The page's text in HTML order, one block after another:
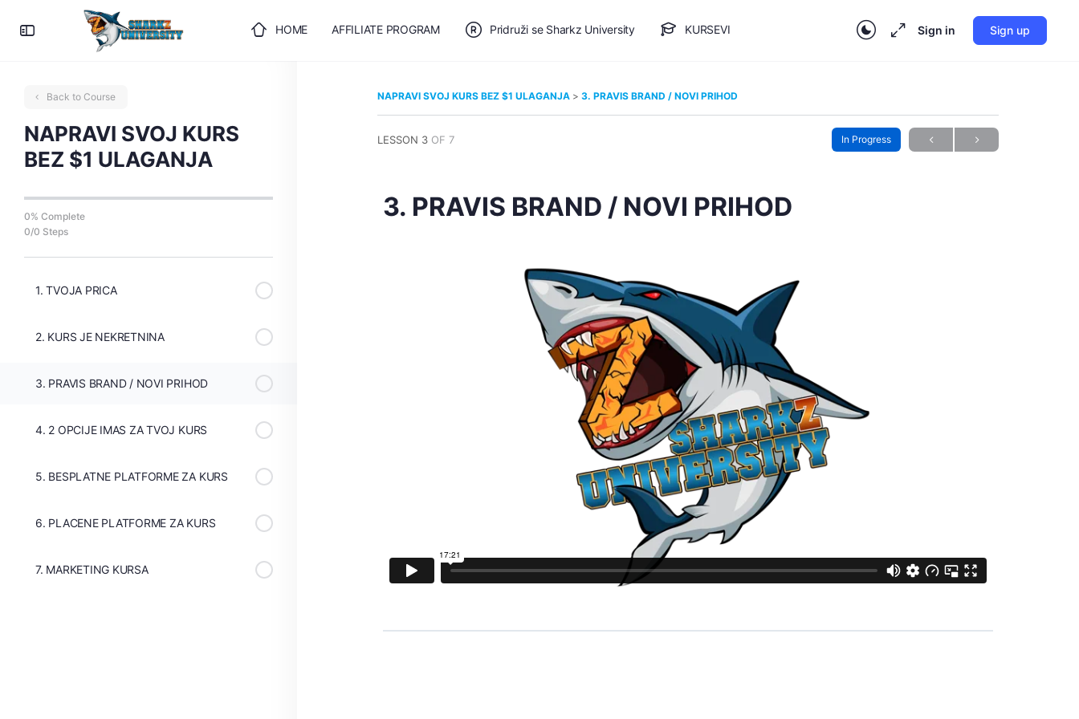
HOME AFFILIATE PROGRAM Pridruži se Sharkz University KURSEVI
🎯 BESPLATAN PLAN
Sign in Sign up
Back to Course
NAPRAVI SVOJ KURS
BEZ $1 ULAGANJA
0% Complete
0/0 Steps
1. TVOJA PRICA
2. KURS JE NEKRETNINA
3. PRAVIS BRAND / NOVI PRIHOD
4. 2 OPCIJE IMAS ZA TVOJ KURS
5. BESPLATNE PLATFORME ZA KURS
6. PLACENE PLATFORME ZA KURS
7. MARKETING KURSA
NAPRAVI SVOJ KURS BEZ $1 ULAGANJA 3. PRAVIS BRAND / NOVI PRIHOD
LESSON 3 OF 7 In Progress
3. PRAVIS BRAND / NOVI PRIHOD